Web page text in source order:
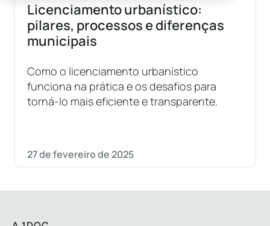
Licenciamento urbanístico:
pilares, processos e diferenças
municipais
Como o licenciamento urbanístico
funciona na prática e os desafios para
torná-lo mais eficiente e transparente.
27 de fevereiro de 2025